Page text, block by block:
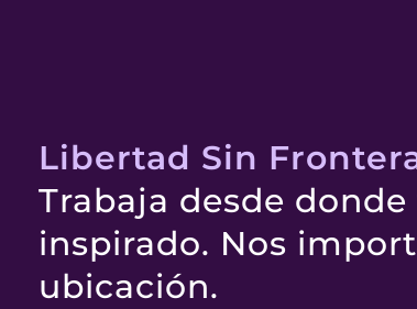
Libertad Sin
Trabaja desde
inspirado. Nos
ubicación.